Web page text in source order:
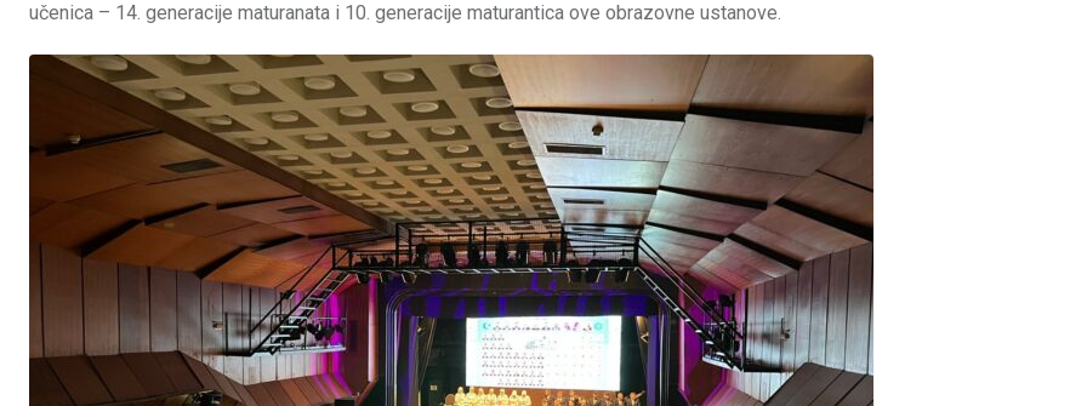
učenica – 14. generacije maturanata i 10. generacije maturantica ove obrazovne ustanove.